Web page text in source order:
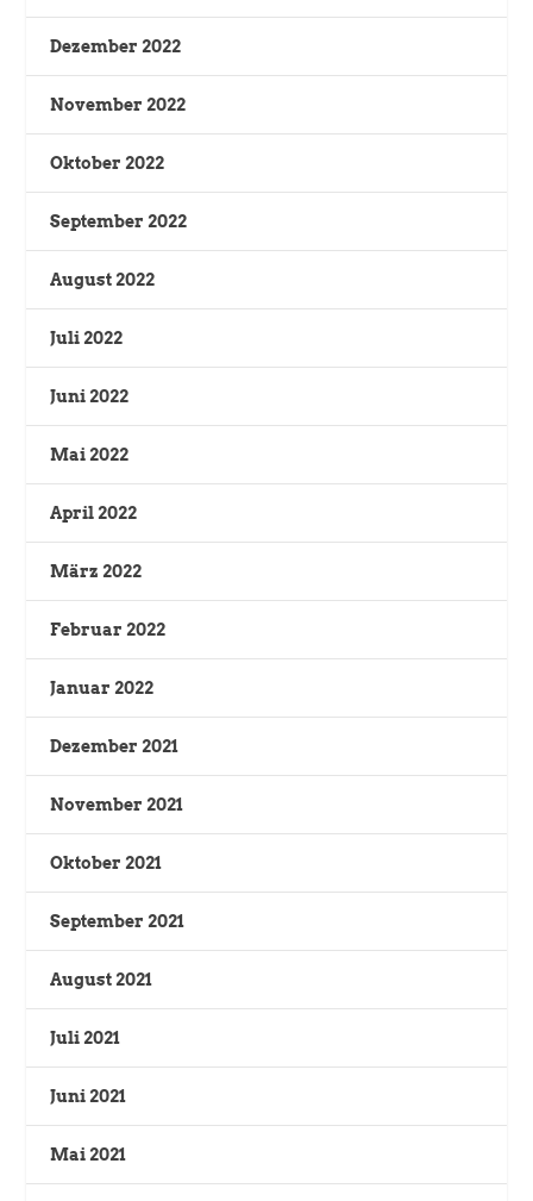
Dezember 2022
November 2022
Oktober 2022
September 2022
August 2022
Juli 2022
Juni 2022
Mai 2022
April 2022
März 2022
Februar 2022
Januar 2022
Dezember 2021
November 2021
Oktober 2021
September 2021
August 2021
Juli 2021
Juni 2021
Mai 2021